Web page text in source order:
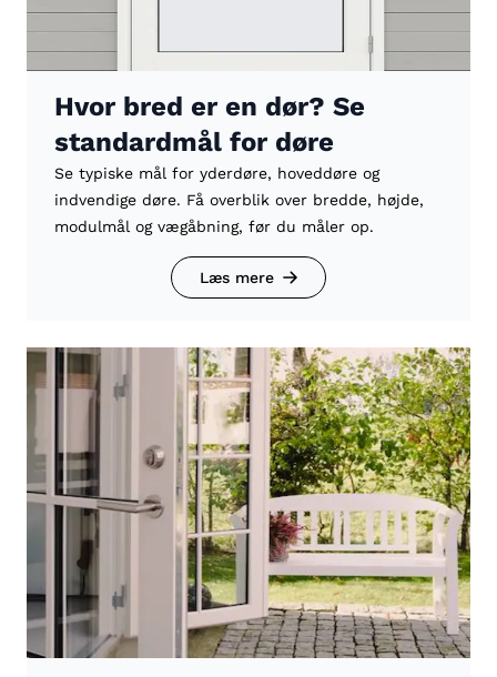
Hvor bred er en dør? Se
standardmål for døre
Se typiske mål for yderdøre, hoveddøre og
indvendige døre. Få overblik over bredde, højde,
modulmål og vægåbning, før du måler op.
Læs mere